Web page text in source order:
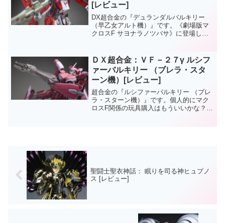
[レビュー]
DX超合金の『デュランダルバルキリー
（早乙女アルト機）』です。《劇場版マ
クロスF サヨナラノツバサ》に登場した
んな活躍をしたのかサッパリ解りません
（苦笑）マクロスFの...
ＤＸ超合金：ＶＦ－２７γ ルシフ
ァーバルキリー （ブレラ・スタ
ーン機）[レビュー]
超合金の『ルシファーバルキリー （ブレ
ラ・スターン機）』です。個人的にマク
ロスF関係の玩具購入はもういいかな？と
聖闘士聖衣神話： 眠りを司る神ヒュプノ
ス [レビュー]